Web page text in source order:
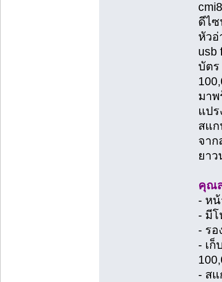
ดีไซ
หัวอ่
usb
บัตร
มาพ
แป
สแก
จาก
ยา
คุณ
- หน้
- มี
- ร
- เ
- ส